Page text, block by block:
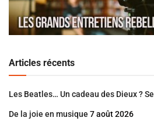
Articles récents
Les Beatles… Un cadeau des Dieux ?
De la joie en musique 7 août 2026